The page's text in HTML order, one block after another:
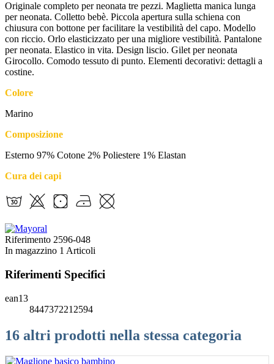
Originale completo per neonata tre pezzi. Maglietta manica lunga
per neonata. Colletto bebè. Piccola apertura sulla schiena con
chiusura con bottone per facilitare la vestibilità del capo. Modello
con riccio. Orlo elasticizzato per una migliore vestibilità. Pantalone
per neonata. Elastico in vita. Design liscio. Gilet per neonata
Girocollo. Comodo tessuto di punto. Elementi decorativi: dettagli a
costine.
Colore
Marino
Composizione
Esterno 97% Cotone 2% Poliestere 1% Elastan
Cura dei capi
Riferimento 2596-048
In magazzino 1 Articoli
Riferimenti Specifici
ean13
8447372212594
16 altri prodotti nella stessa categoria